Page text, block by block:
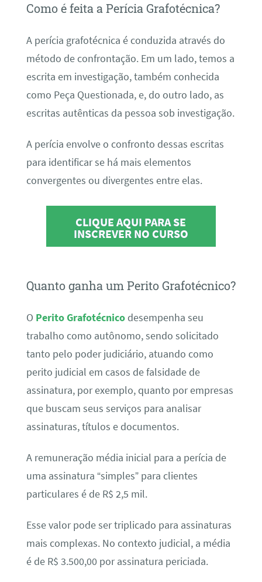
Como é feita a Perícia Grafotécnica?
A perícia grafotécnica é conduzida através do
método de confrontação. Em um lado, temos a
escrita em investigação, também conhecida
como Peça Questionada, e, do outro lado, as
escritas autênticas da pessoa sob investigação.
A perícia envolve o confronto dessas escritas
para identificar se há mais elementos
convergentes ou divergentes entre elas.
CLIQUE AQUI PARA SE
INSCREVER NO CURSO
Quanto ganha um Perito Grafotécnico?
O Perito Grafotécnicodesempenha seu
trabalho como autônomo, sendo solicitado
tanto pelo poder judiciário, atuando como
perito judicial em casos de falsidade de
assinatura, por exemplo, quanto por empresas
que buscam seus serviços para analisar
assinaturas, títulos e documentos.
A remuneração média inicial para a perícia de
uma assinatura “simples” para clientes
particulares é de R$ 2,5 mil.
Esse valor pode ser triplicado para assinaturas
mais complexas. No contexto judicial, a média
é de R$ 3.500,00 por assinatura periciada.